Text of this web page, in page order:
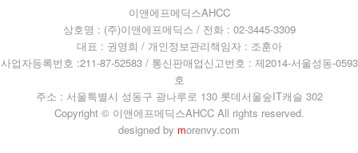
이앤에프메딕스AHCC
상호명 : (주)이앤에프메딕스 / 전화 : 02-3445-3309
대표 : 권영희 / 개인정보관리책임자 : 조훈아
사업자등록번호 :211-87-52583 / 통신판매업신고번호 : 제2014-서울성동-0593
호
주소 : 서울특별시 성동구 광나루로 130 롯데서울숲IT캐슬 302
Copyright © 이앤에프메딕스AHCC All rights reserved.
designed by morenvy.com